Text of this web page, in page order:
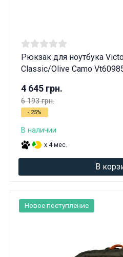
Рюкзак для ноутбука
Classic/Olive Camo
4 645 грн.
6 193 грн.
- 25%
В наличии
x 4 мес.
В
Новое поступление